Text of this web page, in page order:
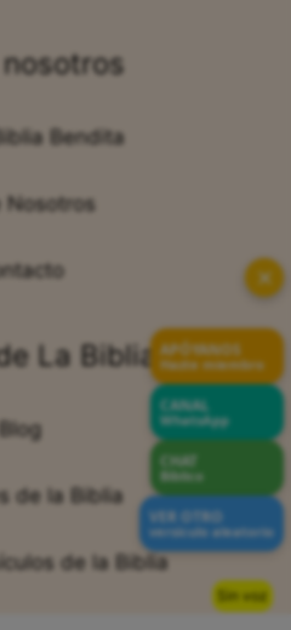
Sin voz
Bendita
Nosotros
La Biblia
Blog
de la Biblia
de la Biblia
✕
APÓYANOS
Hazte miembro
CANAL
WhatsApp
CHAT
Bíblico
VER OTRO
versículo aleatorio